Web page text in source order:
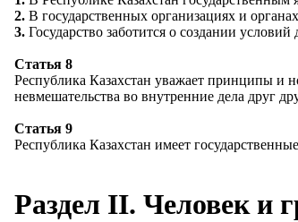
2. В государственных организациях и
3. Государство заботится о создании
Статья 8
Республика Казахстан уважает принципы и
невмешательства во внутренние дела друг
Статья 9
Республика Казахстан имеет
Раздел II. Человек и